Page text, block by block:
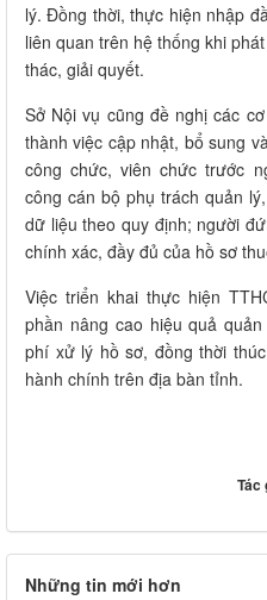
lý. Đồng thời, thực hiện nhập
liên quan trên hệ thống khi
thác, giải quyết.
Sở Nội vụ cũng đề nghị các
thành việc cập nhật, bổ sung
công chức, viên chức trước
công cán bộ phụ trách quản
dữ liệu theo quy định; người
chính xác, đầy đủ của hồ sơ
Việc triển khai thực hiện
phần nâng cao hiệu quả
phí xử lý hồ sơ, đồng thời
hành chính trên địa bàn tỉnh.​
Tác
Những tin mới hơn